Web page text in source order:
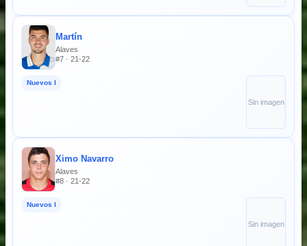
Martín
Alaves
#7 · 21-22
Nuevos I
Sin imagen
Ximo Navarro
Alaves
#8 · 21-22
Nuevos I
Sin imagen